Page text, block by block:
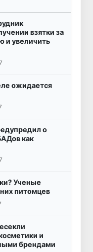
взятки за
и увеличить
ожидается
о
как
Ученые
питомцев
и
брендами